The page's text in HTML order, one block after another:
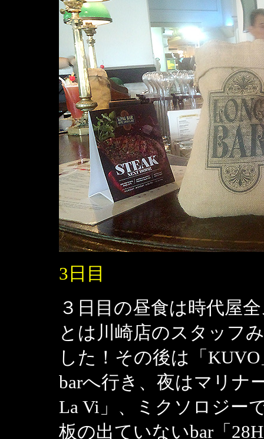
3日目
３日目の昼食は時代屋
とは川崎店のスタッフ
した！その後は「
barへ行き、夜はマリナ
La Vi」、ミクソロジー
板の出ていないbar「